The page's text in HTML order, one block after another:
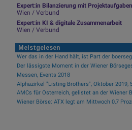
Expert:in Bilanzierung mit Projektaufgaben
Wien / Verbund
Expert:in KI & digitale Zusammenarbeit
Wien / Verbund
Meistgelesen
Wer das in der Hand hält, ist Part der
Der lässigste Moment in der Wiener
Messen, Events 2018
Alphazirkel "Listing Brothers", Oktober 2019,
AMCs für Österreich, gelistet an der Wiener
Wiener Börse: ATX legt am Mittwoch 0,7